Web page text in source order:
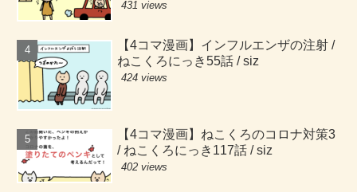
431 views
【4コマ漫画】インフルエンザの注射 /
ねこくろにっき55話 / siz
424 views
【4コマ漫画】ねこくろのコロナ対策3
/ ねこくろにっき117話 / siz
402 views